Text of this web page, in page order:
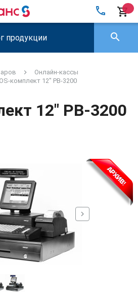
local_phone shopping_cart
продукции search
Онлайн-кассы
комплект 12" PB-3200
chevron_right
12" PB-3200